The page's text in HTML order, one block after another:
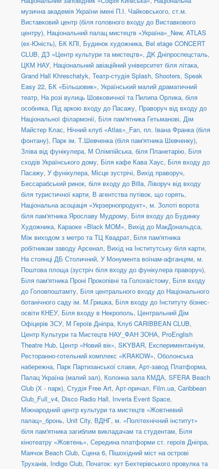
музична академія України імені П.І. Чайковського, ст.м.
Виставковий центр (біля головного входу до Виставкового
центру), Національний палац мистецтв «Україна»_New, ATLAS
(ex-Юність), БК КПІ, Будинок художника, Bel etage CONCERT
CLUB, ДЗ «Центр культури та мистецтв», ДK Дніпроспецсталь,
ЦКМ НАУ, Національний авіаційний університет біля літака,
Grand Hall Khreschatyk, Театр-студія Splash, Shooters, Speak
Easy 22, БК «Більшовик», Український малий драматичний
театр, На розі вулиць Шовковичної та Пилипа Орлика, біля
особняка, Під аркою входу до Пасажу, Праворуч від входу до
Національної філармонії, Біля пам'ятника Гетьманові, Дім
Майстер Клас, Нічний клуб «Atlas»_Fan, пл. Івана Франка (біля
фонтану), Парк ім. Т.Шевченка (біля пам'ятника Шевченку),
Зліва від фунікулера, М Олімпійська, біля Планетарію, Біля
сходів Українського дому, Біля кафе Кава Хаус, Біля входу до
Пасажу, У фунікулера, Місце зустрічі, Вихід праворуч,
Бессарабський ринок, біля входу до Billa, Ліворуч від входу
біля туристичної карти, В агентства путівок, що горять,
Національна асоціація «Укрзернопродукт», м. Золоті ворота
біля пам'ятника Ярославу Мудрому, Біля входу до Будинку
Художника, Караоке «Black MOM», Вихід до МакДональдса,
Між виходом з метро та ТЦ Квадрат, Біля пам'ятника
робітникам заводу Арсенал, Вихід на Інститутську біля карти,
На стоянці ДБ Столичний, У Монумента воїнам-афганцям, м.
Поштова площа (зустріч біля входу до фунікулера праворуч),
Біля пам'ятника Проні Прокопівні та Голохвістому, Біля входу
до Головпоштамту, Біля центрального входу до Національного
ботанічного саду ім. М.Гришка, Біля входу до Інституту бізнес-
освіти КНЕУ, Біля входу в Некрополь, Центральний Дім
Офіцерів ЗСУ, М Героїв Дніпра, Клуб CARIBBEAN CLUB,
Центр Культури та Мистецтв НАУ_ФАН ЗОНА, ProEnglish
Theatre Hub, Центр «Новий вік», SKYBAR, Експериментаніум,
Ресторанно-готельний комплекс «KRAKOW», Оболонська
набережна, Парк Партизанської слави, Арт-завод Платформа,
Палац Україна (малий зал), Колонна зала КМДА, SFERA Beach
Club (Х - парк), Студія Free Art, Арт-причал, Film.ua, Caribbean
Club_Full_v4, Disco Radio Hall, Inveria Event Space,
Міжнародний центр культури та мистецтв «Жовтневий
палац»_бронь, Unit Сity, ВДНГ, м. «Політехнічний інститут»
біля пам'ятника загиблим викладачам та студентам, Біля
кінотеатру «Жовтень», Середина платформи ст. героїв Дніпра,
Маячок Beach Club, Сцена 6, Пішохідний міст на острові
Труханів, Indigo Club, Початок: кут Бехтерівського провулка та